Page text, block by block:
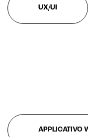
IoT (Internet of
Realtà Aumentata
UX/UI
APPLICATIVO